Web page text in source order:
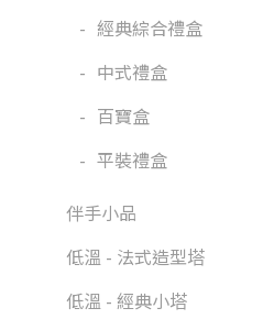
- 經典綜合禮盒
- 中式禮盒
- 百寶盒
- 平裝禮盒
伴手小品
低溫 - 法式造型塔
低溫 - 經典小塔